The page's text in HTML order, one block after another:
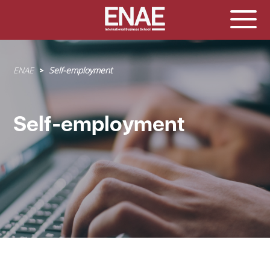
Sobrescribir
enlaces
a
la
navegación
ENAE Self-employment
Self-employment